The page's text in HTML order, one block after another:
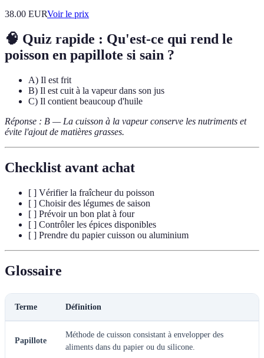
38.00 EURVoir le prix
🧠 Quiz rapide : Qu'est-ce qui rend le
poisson en papillote si sain ?
A) Il est frit
B) Il est cuit à la vapeur dans son jus
C) Il contient beaucoup d'huile
Réponse : B — La cuisson à la vapeur conserve les nutriments et
évite l'ajout de matières grasses.
Checklist avant achat
[ ] Vérifier la fraîcheur du poisson
[ ] Choisir des légumes de saison
[ ] Prévoir un bon plat à four
[ ] Contrôler les épices disponibles
[ ] Prendre du papier cuisson ou aluminium
Glossaire
Terme Définition
Papillote
Méthode de cuisson consistant à envelopper des
aliments dans du papier ou du silicone.